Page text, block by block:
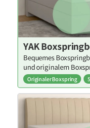
YAK
Bequemes
und originalem
Originaler Boxspring